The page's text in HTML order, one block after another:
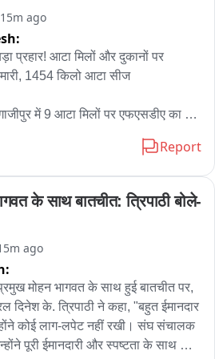
चाहिए। सिंचाई विभाग के अधिकारियों
टाइमलाइन या हल नहीं निकलेगा।
से जोरदार अपील करते हैं कि वह मजबूत
नहर बनाने का रोडमैप बनाए。
प्रशासनिक हिचकिचाहट को देखते हुए
केंद्रीय निर्माण एजेंसियों को उचित सुरक्षा के
दशक से ज्यादा समय से अपने कानूनी
तुरंत दखल राज्य की आजीविका बचाने
के लिए बहुत जरूरी है。
15m ago
प्रहार! आटा मिलों और दुकानों पर
1454 किलो आटा सीज
में 9 आटा मिलों पर एफएसडीए का
का आटा सीज किया गया, जिसकी
बताई गई
से 1376 किलोग्राम और बिरनो के
आटा जब्त किया गया
और खाद्य सुरक्षा मानकों की गहन जांच
Report
के साथ बातचीत: त्रिपाठी बोले-
ago
मोहन भागवत के साथ हुई बातचीत पर,
दिनेश के. त्रिपाठी ने कहा, "बहुत ईमानदार
कोई लाग-लपेट नहीं रखी। संघ संचालक
पूरी ईमानदारी और स्पष्टता के साथ